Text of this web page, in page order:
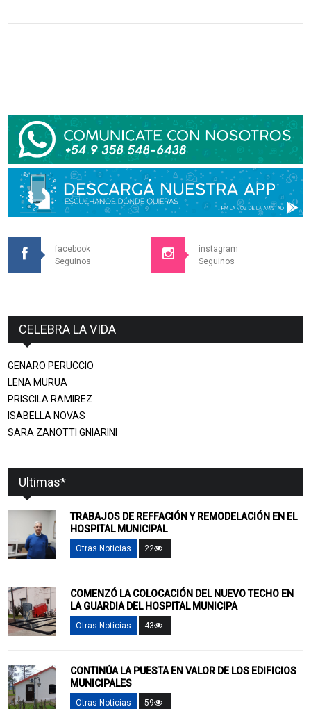
facebook
Seguinos
instagram
Seguinos
CELEBRA LA VIDA
GENARO PERUCCIO
LENA MURUA
PRISCILA RAMIREZ
ISABELLA NOVAS
SARA ZANOTTI GNIARINI
Ultimas*
TRABAJOS DE REFFACIÓN Y REMODELACIÓN EN EL
HOSPITAL MUNICIPAL
Otras Noticias 22
COMENZÓ LA COLOCACIÓN DEL NUEVO TECHO EN
LA GUARDIA DEL HOSPITAL MUNICIPA
Otras Noticias 43
CONTINÚA LA PUESTA EN VALOR DE LOS EDIFICIOS
MUNICIPALES
Otras Noticias 59